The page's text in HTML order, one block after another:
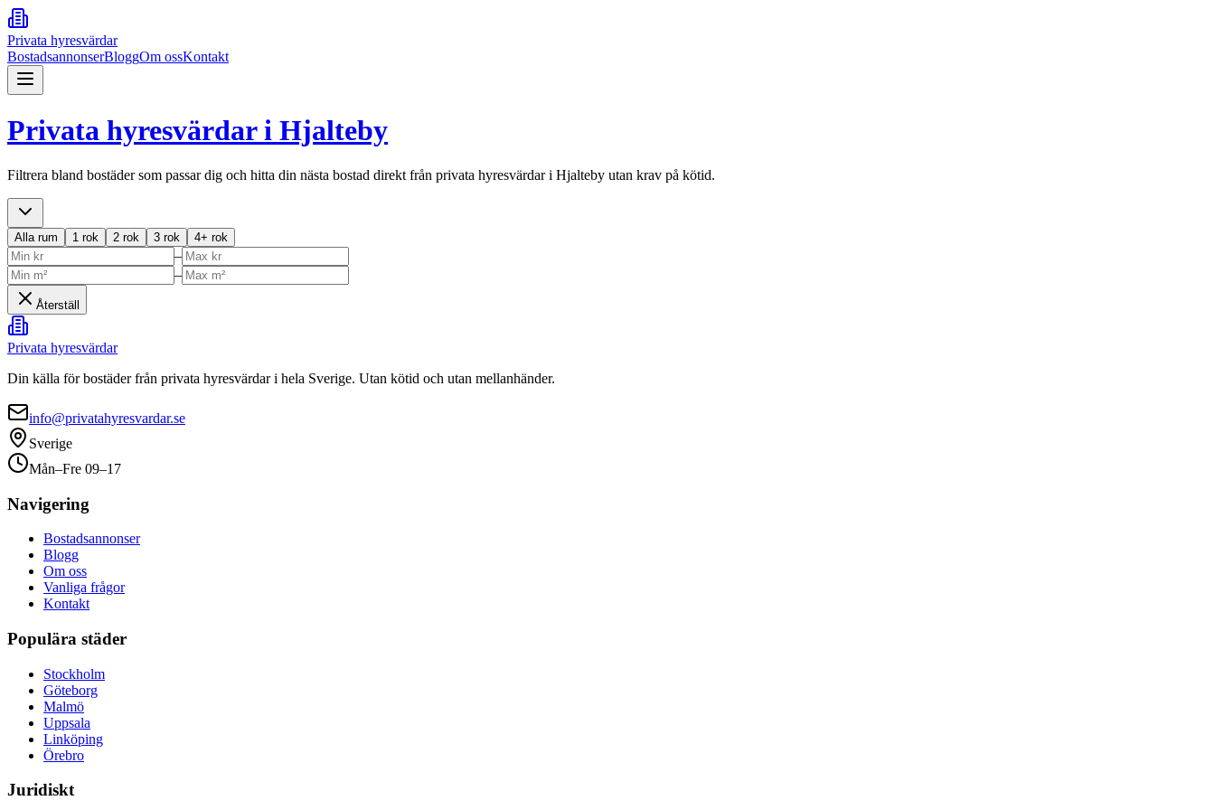
Privata hyresvärdar
BostadsannonserBloggOm ossKontakt
Privata hyresvärdar i Hjalteby
Filtrera bland bostäder som passar dig och hitta din nästa bostad direkt från privata hyresvärdar i Hjalteby utan krav på kötid.
Alla rum 1 rok 2 rok 3 rok 4+ rok
–
–
Återställ
Privata hyresvärdar
Din källa för bostäder från privata hyresvärdar i hela Sverige. Utan kötid och utan mellanhänder.
info@privatahyresvardar.se
Sverige
Mån–Fre 09–17
Navigering
Bostadsannonser
Blogg
Om oss
Vanliga frågor
Kontakt
Populära städer
Stockholm
Göteborg
Malmö
Uppsala
Linköping
Örebro
Juridiskt